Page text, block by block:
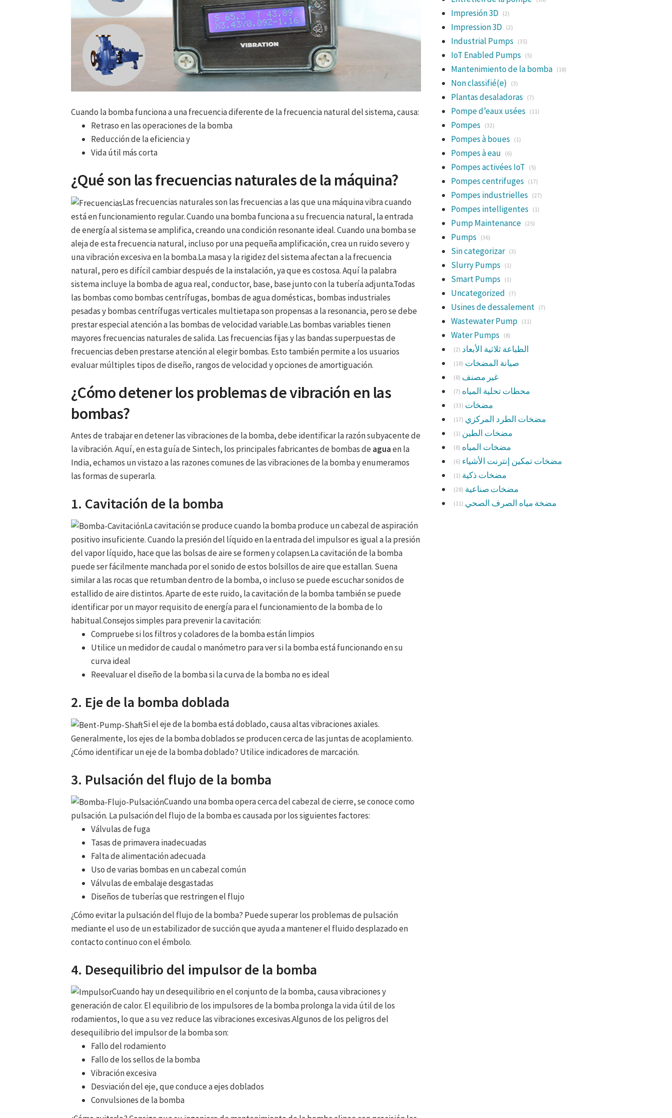
Cuando la bomba funciona a una frecuencia diferente de la frecuencia natural del sistema, causa:
Retraso en las operaciones de la bomba
Reducción de la eficiencia y
Vida útil más corta
¿Qué son las frecuencias naturales de la máquina?
Las frecuencias naturales son las frecuencias a las que una máquina vibra cuando
está en funcionamiento regular. Cuando una bomba funciona a su frecuencia natural, la entrada
de energía al sistema se amplifica, creando una condición resonante ideal. Cuando una bomba se
aleja de esta frecuencia natural, incluso por una pequeña amplificación, crea un ruido severo y
una vibración excesiva en la bomba.La masa y la rigidez del sistema afectan a la frecuencia
natural, pero es difícil cambiar después de la instalación, ya que es costosa. Aquí la palabra
sistema incluye la bomba de agua real, conductor, base, base junto con la tubería adjunta.Todas
las bombas como bombas centrífugas, bombas de agua domésticas, bombas industriales
pesadas y bombas centrífugas verticales multietapa son propensas a la resonancia, pero se debe
prestar especial atención a las bombas de velocidad variable.Las bombas variables tienen
mayores frecuencias naturales de salida. Las frecuencias fijas y las bandas superpuestas de
frecuencias deben prestarse atención al elegir bombas. Esto también permite a los usuarios
evaluar múltiples tipos de diseño, rangos de velocidad y opciones de amortiguación.
¿Cómo detener los problemas de vibración en las
bombas?
Antes de trabajar en detener las vibraciones de la bomba, debe identificar la razón subyacente de
la vibración. Aquí, en esta guía de Sintech, los principales fabricantes de bombas deaguaen la
India, echamos un vistazo a las razones comunes de las vibraciones de la bomba y enumeramos
las formas de superarla.
1. Cavitación de la bomba
La cavitación se produce cuando la bomba produce un cabezal de aspiración
positivo insuficiente. Cuando la presión del líquido en la entrada del impulsor es igual a la presión
del vapor líquido, hace que las bolsas de aire se formen y colapsen.La cavitación de la bomba
puede ser fácilmente manchada por el sonido de estos bolsillos de aire que estallan. Suena
similar a las rocas que retumban dentro de la bomba, o incluso se puede escuchar sonidos de
estallido de aire distintos. Aparte de este ruido, la cavitación de la bomba también se puede
identificar por un mayor requisito de energía para el funcionamiento de la bomba de lo
habitual.Consejos simples para prevenir la cavitación:
Compruebe si los filtros y coladores de la bomba están limpios
Utilice un medidor de caudal o manómetro para ver si la bomba está funcionando en su
curva ideal
Reevaluar el diseño de la bomba si la curva de la bomba no es ideal
2. Eje de la bomba doblada
Si el eje de la bomba está doblado, causa altas vibraciones axiales.
Generalmente, los ejes de la bomba doblados se producen cerca de las juntas de acoplamiento.
¿Cómo identificar un eje de la bomba doblado? Utilice indicadores de marcación.
3. Pulsación del flujo de la bomba
Cuando una bomba opera cerca del cabezal de cierre, se conoce como
pulsación. La pulsación del flujo de la bomba es causada por los siguientes factores:
Válvulas de fuga
Tasas de primavera inadecuadas
Falta de alimentación adecuada
Uso de varias bombas en un cabezal común
Válvulas de embalaje desgastadas
Diseños de tuberías que restringen el flujo
¿Cómo evitar la pulsación del flujo de la bomba? Puede superar los problemas de pulsación
mediante el uso de un estabilizador de succión que ayuda a mantener el fluido desplazado en
contacto continuo con el émbolo.
4. Desequilibrio del impulsor de la bomba
Cuando hay un desequilibrio en el conjunto de la bomba, causa vibraciones y
generación de calor. El equilibrio de los impulsores de la bomba prolonga la vida útil de los
rodamientos, lo que a su vez reduce las vibraciones excesivas.Algunos de los peligros del
desequilibrio del impulsor de la bomba son:
Fallo del rodamiento
Fallo de los sellos de la bomba
Vibración excesiva
Desviación del eje, que conduce a ejes doblados
Convulsiones de la bomba
Impresión 3D (2)
Impression 3D (2)
Industrial Pumps (35)
IoT Enabled Pumps (5)
Mantenimiento de la bomba (18)
Non classifié(e) (3)
Plantas desaladoras (7)
Pompe d’eaux usées (11)
Pompes (32)
Pompes à boues (1)
Pompes à eau (6)
Pompes activées IoT (5)
Pompes centrifuges (17)
Pompes industrielles (27)
Pompes intelligentes (1)
Pump Maintenance (25)
Pumps (36)
Sin categorizar (3)
Slurry Pumps (1)
Smart Pumps (1)
Uncategorized (7)
Usines de dessalement (7)
Wastewater Pump (11)
Water Pumps (8)
الطباعة ثلاثية الأبعاد (2)
صيانة المضخات (18)
غير مصنف (8)
محطات تحلية المياه (7)
مضخات (33)
مضخات الطرد المركزي (17)
مضخات الطين (1)
مضخات المياه (8)
مضخات تمكين إنترنت الأشياء (6)
مضخات ذكية (1)
مضخات صناعية (28)
مضخة مياه الصرف الصحي (11)